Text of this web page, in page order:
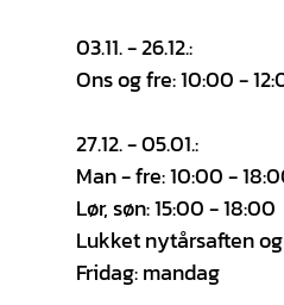
03.11. - 26.12.:
Ons og fre: 10:00 -
27.12. - 05.01.:
Man - fre: 10:00 -
Lør, søn: 15:00 - 18:00
Lukket nytårsaften
Fridag: mandag